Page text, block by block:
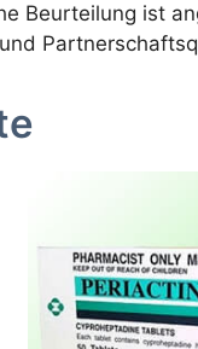
Beurteilung ist